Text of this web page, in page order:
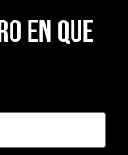
en Que